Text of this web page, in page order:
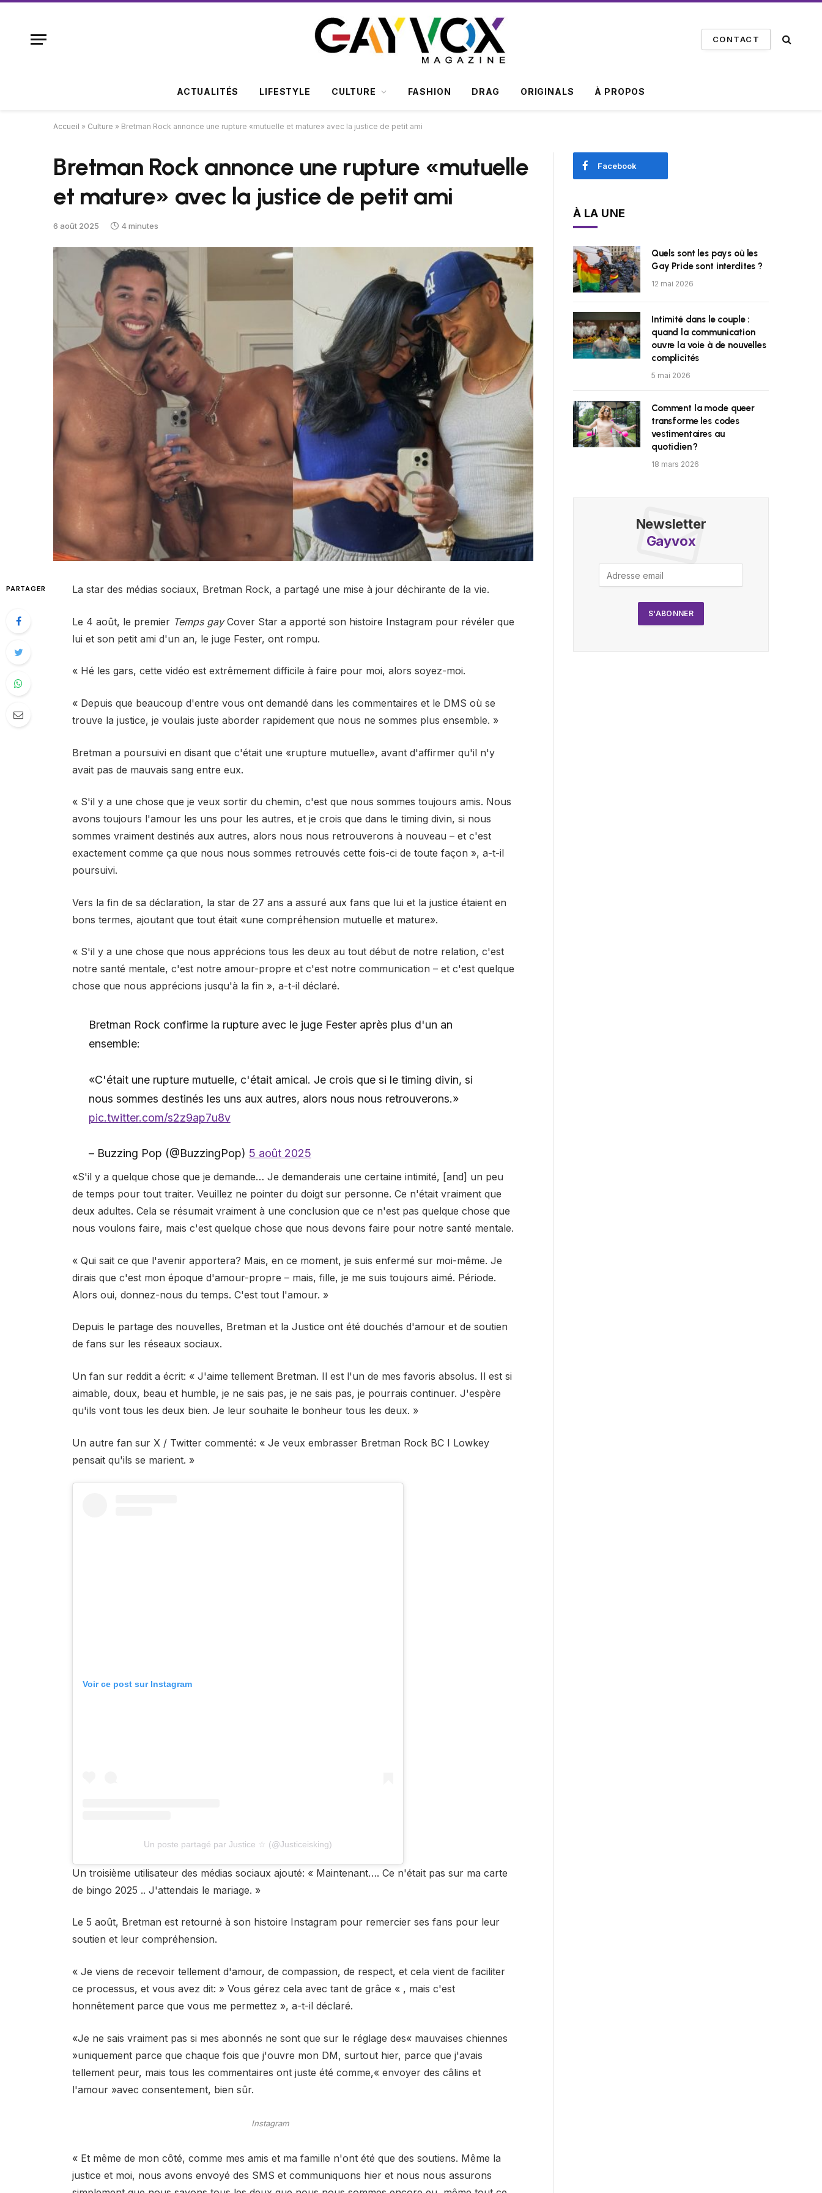
CONTACT
ACTUALITÉS LIFESTYLE CULTURE FASHION DRAG ORIGINALS À PROPOS
Accueil » Culture » Bretman Rock annonce une rupture «mutuelle et mature» avec la justice de petit ami
Bretman Rock annonce une rupture «mutuelle
et mature» avec la justice de petit ami
6 août 2025 4 minutes
PARTAGER La star des médias sociaux, Bretman Rock, a partagé une mise à jour déchirante de la vie.
Le 4 août, le premier Temps gayCover Star a apporté son histoire Instagram pour révéler que
lui et son petit ami d'un an, le juge Fester, ont rompu.
« Hé les gars, cette vidéo est extrêmement difficile à faire pour moi, alors soyez-moi.
« Depuis que beaucoup d'entre vous ont demandé dans les commentaires et le DMS où se
trouve la justice, je voulais juste aborder rapidement que nous ne sommes plus ensemble. »
Bretman a poursuivi en disant que c'était une «rupture mutuelle», avant d'affirmer qu'il n'y
avait pas de mauvais sang entre eux.
« S'il y a une chose que je veux sortir du chemin, c'est que nous sommes toujours amis. Nous
avons toujours l'amour les uns pour les autres, et je crois que dans le timing divin, si nous
sommes vraiment destinés aux autres, alors nous nous retrouverons à nouveau – et c'est
exactement comme ça que nous nous sommes retrouvés cette fois-ci de toute façon », a-t-il
poursuivi.
Vers la fin de sa déclaration, la star de 27 ans a assuré aux fans que lui et la justice étaient en
bons termes, ajoutant que tout était «une compréhension mutuelle et mature».
« S'il y a une chose que nous apprécions tous les deux au tout début de notre relation, c'est
notre santé mentale, c'est notre amour-propre et c'est notre communication – et c'est quelque
chose que nous apprécions jusqu'à la fin », a-t-il déclaré.
Bretman Rock confirme la rupture avec le juge Fester après plus d'un an
ensemble:
«C'était une rupture mutuelle, c'était amical. Je crois que si le timing divin, si
nous sommes destinés les uns aux autres, alors nous nous retrouverons.»
pic.twitter.com/s2z9ap7u8v
– Buzzing Pop (@BuzzingPop) 5 août 2025
«S'il y a quelque chose que je demande… Je demanderais une certaine intimité, [and] un peu
de temps pour tout traiter. Veuillez ne pointer du doigt sur personne. Ce n'était vraiment que
deux adultes. Cela se résumait vraiment à une conclusion que ce n'est pas quelque chose que
nous voulons faire, mais c'est quelque chose que nous devons faire pour notre santé mentale.
« Qui sait ce que l'avenir apportera? Mais, en ce moment, je suis enfermé sur moi-même. Je
dirais que c'est mon époque d'amour-propre – mais, fille, je me suis toujours aimé. Période.
Alors oui, donnez-nous du temps. C'est tout l'amour. »
Depuis le partage des nouvelles, Bretman et la Justice ont été douchés d'amour et de soutien
de fans sur les réseaux sociaux.
Un fan sur reddit a écrit: « J'aime tellement Bretman. Il est l'un de mes favoris absolus. Il est si
aimable, doux, beau et humble, je ne sais pas, je ne sais pas, je pourrais continuer. J'espère
qu'ils vont tous les deux bien. Je leur souhaite le bonheur tous les deux. »
Un autre fan sur X / Twitter commenté: « Je veux embrasser Bretman Rock BC I Lowkey
pensait qu'ils se marient. »
Voir ce post sur Instagram
Un poste partagé par Justice ☆ (@Justiceisking)
Un troisième utilisateur des médias sociaux ajouté: « Maintenant…. Ce n'était pas sur ma carte
de bingo 2025 .. J'attendais le mariage. »
Le 5 août, Bretman est retourné à son histoire Instagram pour remercier ses fans pour leur
soutien et leur compréhension.
« Je viens de recevoir tellement d'amour, de compassion, de respect, et cela vient de faciliter
ce processus, et vous avez dit: » Vous gérez cela avec tant de grâce « , mais c'est
honnêtement parce que vous me permettez », a-t-il déclaré.
«Je ne sais vraiment pas si mes abonnés ne sont que sur le réglage des« mauvaises chiennes
»uniquement parce que chaque fois que j'ouvre mon DM, surtout hier, parce que j'avais
tellement peur, mais tous les commentaires ont juste été comme,« envoyer des câlins et
l'amour »avec consentement, bien sûr.
Instagram
« Et même de mon côté, comme mes amis et ma famille n'ont été que des soutiens. Même la
justice et moi, nous avons envoyé des SMS et communiquons hier et nous nous assurons
Facebook
À LA UNE
Quels sont les pays où les
Gay Pride sont interdites ?
12 mai 2026
Intimité dans le couple :
quand la communication
ouvre la voie à de nouvelles
complicités
5 mai 2026
Comment la mode queer
transforme les codes
vestimentaires au
quotidien ?
18 mars 2026
Newsletter
Gayvox